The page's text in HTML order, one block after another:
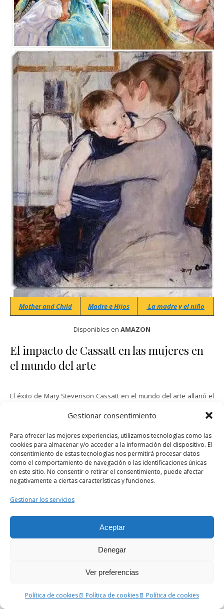
Gestionar consentimiento
Para ofrecer las mejores experiencias, utilizamos tecnologías como las
cookies para almacenar y/o acceder a la información del dispositivo. El
consentimiento de estas tecnologías nos permitirá procesar datos
como el comportamiento de navegación o las identificaciones únicas
en este sitio. No consentir o retirar el consentimiento, puede afectar
negativamente a ciertas características y funciones.
Gestionar los servicios
Aceptar
Denegar
Ver preferencias
Política de cookies📄 Política de cookies📄 Política de cookies
Mother and Child Madre e Hijos La madre y el niño
Disponibles en AMAZON
El impacto de Cassatt en las mujeres en
el mundo del arte
El éxito de Mary Stevenson Cassatt en el mundo del arte allanó el
reconocimiento por su trabajo. Desafió los roles de género
tradicionales que habían limitado el potencial artístico de las
mujeres y demostró que las mujeres eran capaces de crear arte
que era tan significativo e impactante como el de sus homólogos
masculinos. El trabajo de Cassatt inspiró a otras mujeres a seguir
carreras en las artes, y se convirtió en un símbolo de esperanza e
Libros